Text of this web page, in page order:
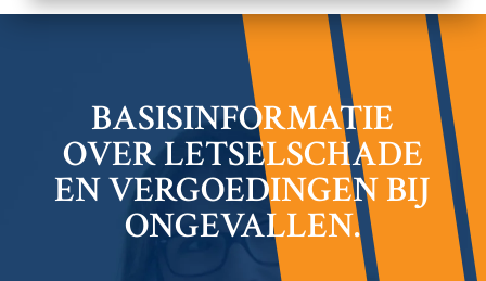
BASISINFORMATIE
OVER LETSELSCHADE
EN VERGOEDINGEN BIJ
ONGEVALLEN.​